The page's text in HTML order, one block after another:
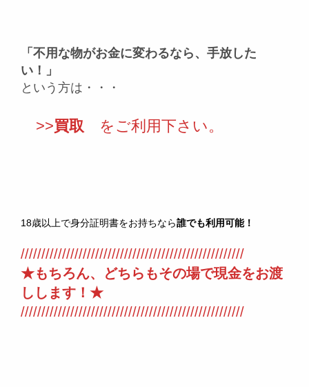
「不用な物がお金に変わるなら、手放した
い！」
という方は・・・
>>買取 をご利用下さい。
18歳以上で身分証明書をお持ちなら誰でも利用可能！
//////////////////////////////////////////////////////
★もちろん、どちらもその場で現金をお渡
しします！★
//////////////////////////////////////////////////////